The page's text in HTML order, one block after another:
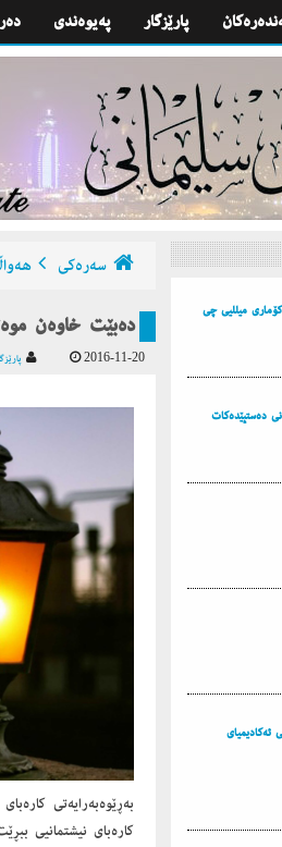
په‌یوه‌ندی پارێزگار
سه‌ره‌كی
دەبێت خاوەن
2016-11-20
بەڕێوەبەرایەتی
کارەبای نیشتمانیی
كۆماری میللیی چی
دەستپێدەكات
ئەکادیمیای